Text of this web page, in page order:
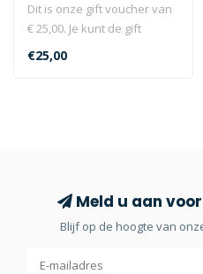
Dit is onze gift voucher van
€ 25,00. Je kunt de gift
voucher bestellen als ko..
€25,00
Meld u aan
Blijf op de hoogte van